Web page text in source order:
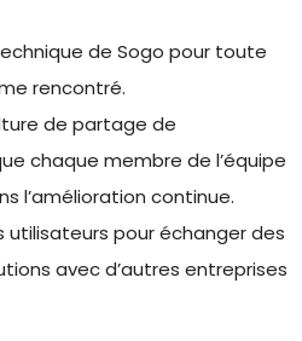
de Sogo pour toute
rencontré.
de partage de
chaque membre de l’équipe
l’amélioration continue.
utilisateurs pour échanger des
avec d’autres entreprises